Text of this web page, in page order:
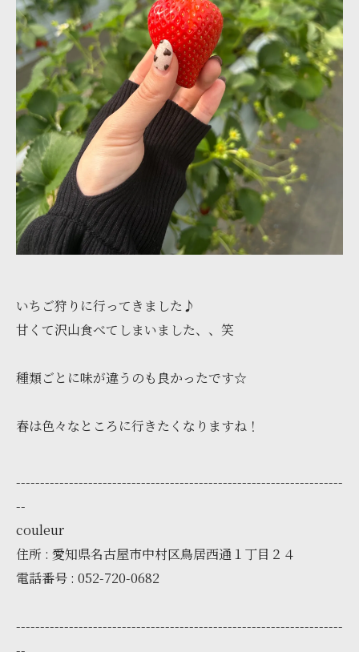
いちご狩りに行ってきました♪
甘くて沢山食べてしまいました、、笑
種類ごとに味が違うのも良かったです☆
春は色々なところに行きたくなりますね！
--------------------------------------------------------------------
--
couleur
住所 : 愛知県名古屋市中村区鳥居西通１丁目２４
電話番号 : 052-720-0682
--------------------------------------------------------------------